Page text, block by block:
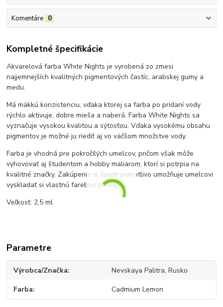
Komentáre 0
Kompletné špecifikácie
Akvarelová farba White Nights je vyrobená zo zmesi
najjemnejších kvalitných pigmentových častíc, arabskej gumy a
medu.
Má mäkkú konzistenciu, vďaka ktorej sa farba po pridaní vody
rýchlo aktivuje, dobre mieša a naberá. Farba White Nights sa
vyznačuje vysokou kvalitou a sýtosťou. Vďaka vysokému obsahu
pigmentov je možné ju riediť aj vo väčšom množstve vody.
Farba je vhodná pre pokročilých umelcov, pričom však môže
vyhovovať aj študentom a hobby maliarom, ktorí si potrpia na
kvalitné značky. Zakúpenie si farieb jednotlivo umožňuje umelcovi
vyskladať si vlastnú farebnú paletu.
Veľkosť: 2,5 ml
Parametre
Výrobca/Značka Nevskaya Palitra, Rusko
Farba Cadmium Lemon